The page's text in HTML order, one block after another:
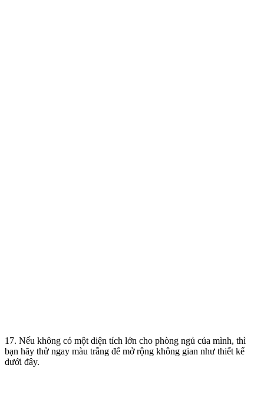
17. Nếu không có một diện tích lớn cho phòng ngủ của mình, thì
bạn hãy thử ngay màu trắng để mở rộng không gian như thiết kế
dưới đây.